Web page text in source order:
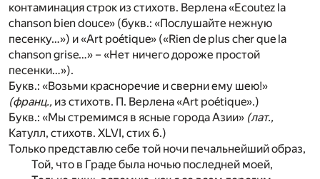
контаминация строк из стихотв. Верлена «Ecoutez la
chanson bien douce» (букв.: «Послушайте нежную
песенку…») и «Art poétique» («Rien de plus cher que la
chanson grise…» – «Нет ничего дороже простой
песенки…»).
Букв.: «Возьми красноречие и сверни ему шею!»
(франц., из стихотв. П. Верлена «Art poétique».)
Букв.: «Мы стремимся в ясные города Азии» (лат.,
Катулл, стихотв. XLVI, стих 6.)
Только представлю себе той ночи печальнейший образ,
Той, что в Граде была ночью последней моей,